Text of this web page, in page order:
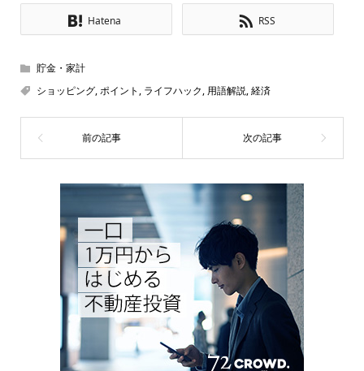
Hatena RSS
貯金・家計
ショッピング,ポイント, ライフハック,用語解説,経済